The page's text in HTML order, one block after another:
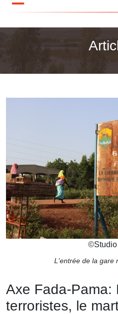
©
L'entrée de la gare
Axe Fada-Pama:
terroristes, le